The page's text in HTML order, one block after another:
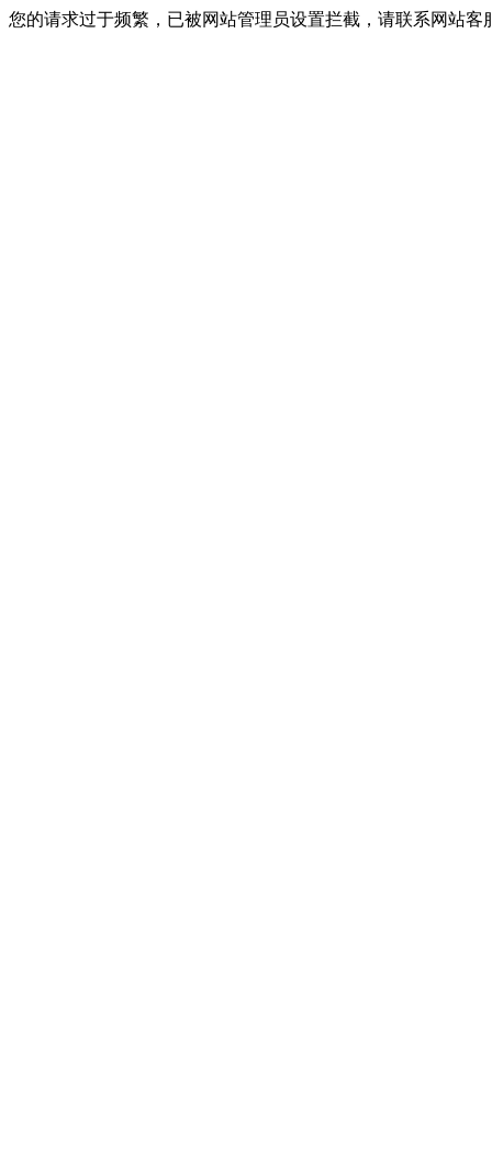
您的请求过于频繁，已被网站管理员设置拦截，请联系网站客